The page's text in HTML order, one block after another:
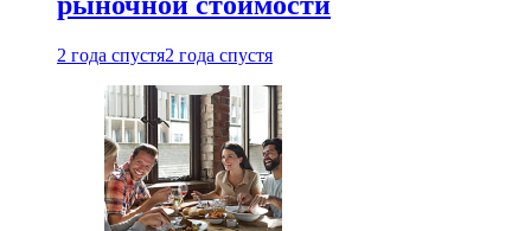
2 года спустя2 года спустя